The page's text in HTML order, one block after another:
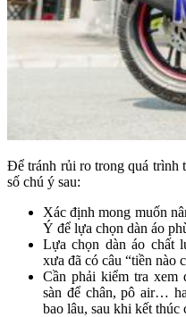
Để tránh rủi ro trong quá trình
số chú ý sau:
Xác định mong muốn
Ý để lựa chọn dàn áo
Lựa chọn dàn áo chất
xưa đã có câu “tiền nào
Cần phải kiểm tra xem
sàn để chân, pô air…
bao lâu, sau khi kết thúc